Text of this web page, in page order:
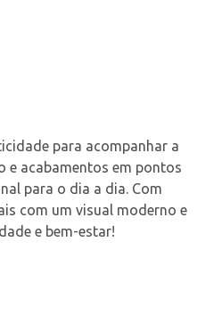
para acompanhar a
e acabamentos em pontos
para o dia a dia. Com
com um visual moderno e
e bem-estar!